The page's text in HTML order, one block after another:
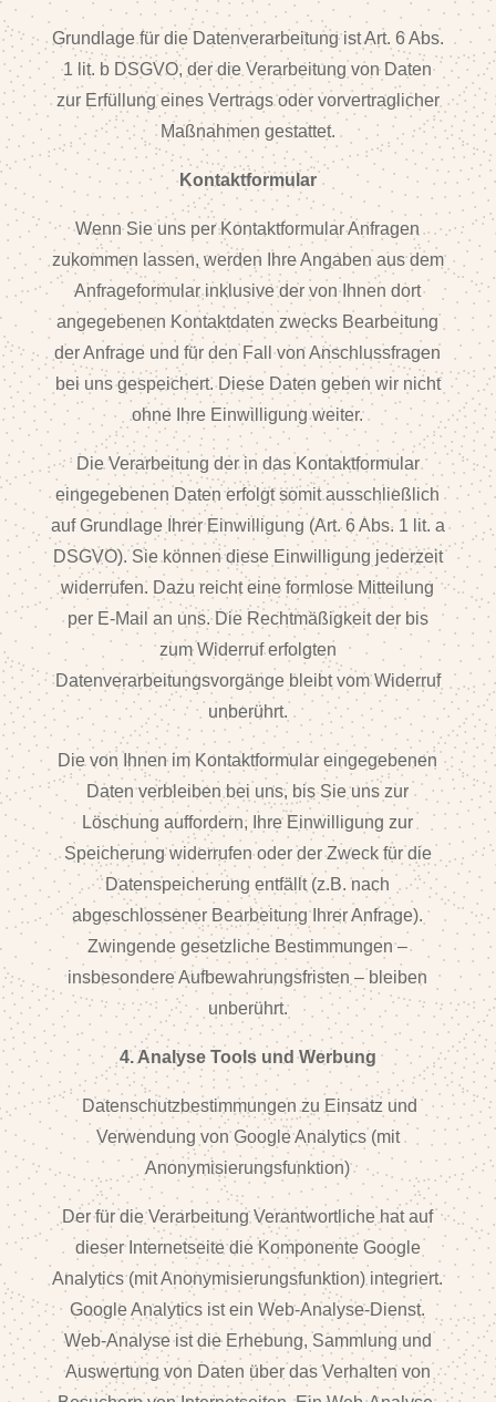
Grundlage für die Datenverarbeitung ist Art. 6 Abs.
1 lit. b DSGVO, der die Verarbeitung von Daten
zur Erfüllung eines Vertrags oder vorvertraglicher
Maßnahmen gestattet.
Kontaktformular
Wenn Sie uns per Kontaktformular Anfragen
zukommen lassen, werden Ihre Angaben aus dem
Anfrageformular inklusive der von Ihnen dort
angegebenen Kontaktdaten zwecks Bearbeitung
der Anfrage und für den Fall von Anschlussfragen
bei uns gespeichert. Diese Daten geben wir nicht
ohne Ihre Einwilligung weiter.
Die Verarbeitung der in das Kontaktformular
eingegebenen Daten erfolgt somit ausschließlich
auf Grundlage Ihrer Einwilligung (Art. 6 Abs. 1 lit. a
DSGVO). Sie können diese Einwilligung jederzeit
widerrufen. Dazu reicht eine formlose Mitteilung
per E-Mail an uns. Die Rechtmäßigkeit der bis
zum Widerruf erfolgten
Datenverarbeitungsvorgänge bleibt vom Widerruf
unberührt.
Die von Ihnen im Kontaktformular eingegebenen
Daten verbleiben bei uns, bis Sie uns zur
Löschung auffordern, Ihre Einwilligung zur
Speicherung widerrufen oder der Zweck für die
Datenspeicherung entfällt (z.B. nach
abgeschlossener Bearbeitung Ihrer Anfrage).
Zwingende gesetzliche Bestimmungen –
insbesondere Aufbewahrungsfristen – bleiben
unberührt.
4. Analyse Tools und Werbung
Datenschutzbestimmungen zu Einsatz und
Verwendung von Google Analytics (mit
Anonymisierungsfunktion)
Der für die Verarbeitung Verantwortliche hat auf
dieser Internetseite die Komponente Google
Analytics (mit Anonymisierungsfunktion) integriert.
Google Analytics ist ein Web-Analyse-Dienst.
Web-Analyse ist die Erhebung, Sammlung und
Auswertung von Daten über das Verhalten von